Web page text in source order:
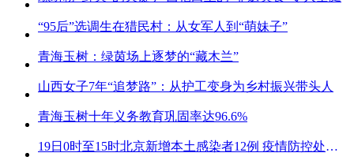
“95后”选调生在猎民村：从女军人到“萌妹子”
青海玉树：绿茵场上逐梦的“藏木兰”
山西女子7年“追梦路”：从护工变身为乡村振兴带头人
青海玉树十年义务教育巩固率达96.6%
19日0时至15时北京新增本土感染者12例 疫情防控处关键时刻